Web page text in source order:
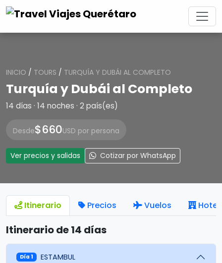
INICIO / TOURS / TURQUÍA Y DUBÁI AL COMPLETO
Turquía y Dubái al Completo
14 días · 14 noches · 2 país(es)
Desde$660USD por persona
Ver precios y salidas Cotizar por WhatsApp
Itinerario Precios Vuelos
Itinerario de 14 días
Día 1 ESTAMBUL